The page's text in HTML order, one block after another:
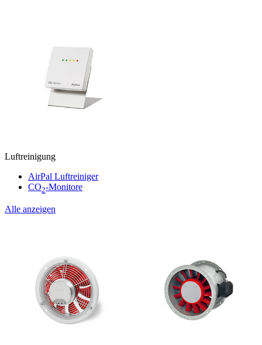
Luftreinigung
AirPal Luftreiniger
CO2-Monitore
Alle anzeigen